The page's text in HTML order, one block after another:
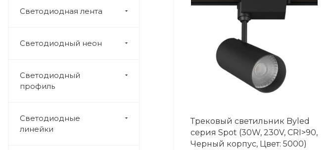
Светодиодная лента
Светодиодный неон
Светодиодный
профиль
Светодиодные
линейки
Трековый светильник Byled
серия Spot (30W, 230V, CRI>90,
Черный корпус, Цвет: 5000)